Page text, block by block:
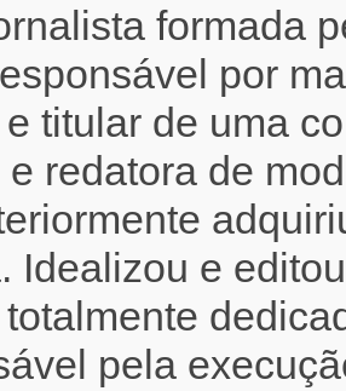
formada
por
e titular de uma
redatora de
Idealizou e
pela